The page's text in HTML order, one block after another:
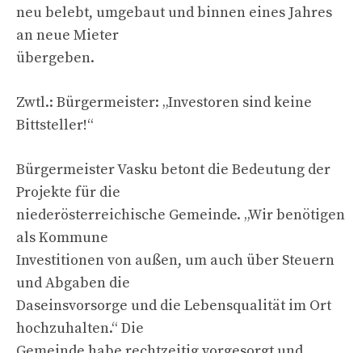
neu belebt, umgebaut und binnen eines Jahres
an neue Mieter
übergeben.
Zwtl.: Bürgermeister: „Investoren sind keine
Bittsteller!“
Bürgermeister Vasku betont die Bedeutung der
Projekte für die
niederösterreichische Gemeinde. „Wir benötigen
als Kommune
Investitionen von außen, um auch über Steuern
und Abgaben die
Daseinsvorsorge und die Lebensqualität im Ort
hochzuhalten.“ Die